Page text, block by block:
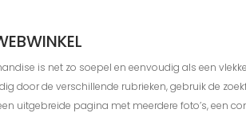
is net zo soepel en eenvoudig als een
door de verschillende rubrieken, gebruik de
uitgebreide pagina met meerdere foto’s,